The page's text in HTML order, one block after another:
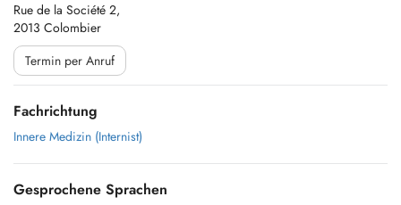
Rue de la Société 2,
2013 Colombier
Termin per Anruf
Fachrichtung
Innere Medizin (Internist)
Gesprochene Sprachen